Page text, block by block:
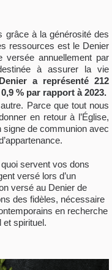
grâce à la générosité des
ressources est le Denier
versée annuellement par
à assurer la vie
a représenté 212
% par rapport à 2023.
Parce que tout nous
en retour à l’Église,
signe de communion avec
servent vos dons
versé lors d’un
versé au Denier de
des fidèles, nécessaire
en recherche
et spirituel.